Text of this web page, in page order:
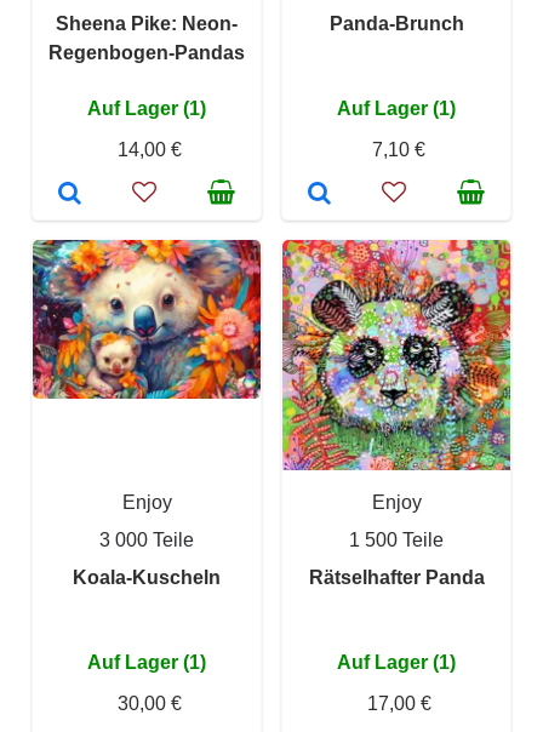
Sheena Pike: Neon-
Regenbogen-Pandas
Auf Lager (1)
14,00 €
Panda-Brunch
Auf Lager (1)
7,10 €
Enjoy
3 000 Teile
Koala-Kuscheln
Auf Lager (1)
30,00 €
Enjoy
1 500 Teile
Rätselhafter Panda
Auf Lager (1)
17,00 €